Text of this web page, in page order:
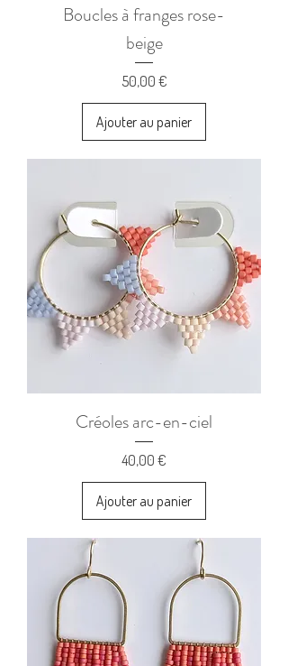
Boucles à franges rose-
beige
Prix
50,00 €
Ajouter au panier
Créoles arc-en-ciel
Prix
40,00 €
Ajouter au panier